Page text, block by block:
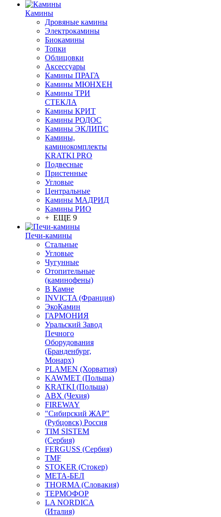
Камины
Дровяные камины
Электрокамины
Биокамины
Топки
Облицовки
Аксессуары
Камины ПРАГА
Камины МЮНХЕН
Камины ТРИ
СТЕКЛА
Камины КРИТ
Камины РОДОС
Камины ЭКЛИПС
Камины,
каминокомплекты
KRATKI PRO
Подвесные
Пристенные
Угловые
Центральные
Камины МАДРИД
Камины РИО
+ ЕЩЕ 9
Печи-камины
Стальные
Угловые
Чугунные
Отопительные
(каминофены)
В Камне
INVICTA (Франция)
ЭкоКамин
ГАРМОНИЯ
Уральский Завод
Печного
Оборудования
(Бранденбург,
Монарх)
PLAMEN (Хорватия)
KAWMET (Польша)
KRATKI (Польша)
ABX (Чехия)
FIREWAY
"Сибирский ЖАР"
(Рубцовск) Россия
TIM SISTEM
(Сербия)
FERGUSS (Сербия)
TMF
STOKER (Стокер)
МЕТА-БЕЛ
THORMA (Словакия)
ТЕРМОФОР
LA NORDICA
(Италия)